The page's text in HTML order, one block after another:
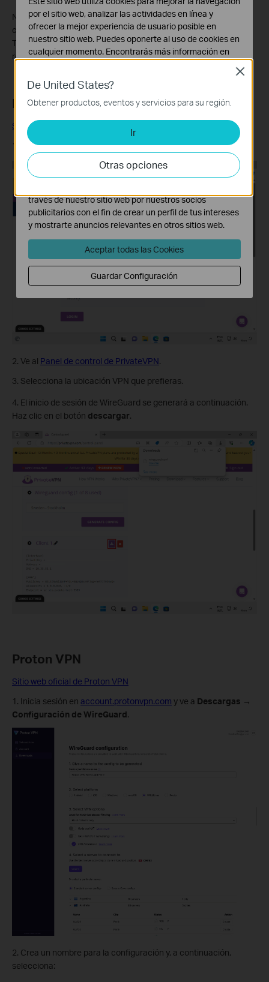
Nota: debido a las particularidades del protocolo WireGuard, la
configuración descargada permanece válida durante 30 días.
Transcurridos los 30 días, el proceso de configuración debe
repetirse.
PrivateVPN
Sitio web oficial de PrivateVPN
1. Inicia sesión en elPortal de la cuenta de Private:
2. Ve al Panel de control de PrivateVPN.
3. Selecciona la ubicación VPN que prefieras.
4. El inicio de sesión de WireGuard se generará a continuación.
Haz clic en el botón descargar.
Proton VPN
Sitio web oficial de Proton VPN
1. Inicia sesión en account.protonvpn.com y ve a Descargas →
Configuración de WireGuard.
2. Crea un nombre para la configuración y, a continuación,
selecciona:
De United States?
Obtener productos, eventos y servicios para su región.
Ir
Otras opciones
Close
por el sitio web, analizar las actividades en línea y
ofrecer la mejor experiencia de usuario posible en
nuestro sitio web. Puedes oponerte al uso de cookies en
cualquier momento. Encontrarás más información en
Cookies Básicas
Estas cookies son necesarias para el funcionamiento
del sitio web y no pueden desactivarse en tu sistema.
Cookies de Análisis y de Marketing
Las cookies de análisis nos permiten analizar tus
actividades en nuestro sitio web con el fin de mejorar y
adaptar la funcionalidad del mismo.
través de nuestro sitio web por nuestros socios
publicitarios con el fin de crear un perfil de tus intereses
y mostrarte anuncios relevantes en otros sitios web.
Aceptar todas las Cookies
Guardar Configuración